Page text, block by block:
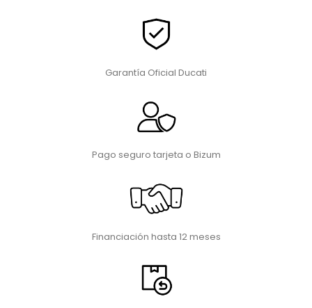
Garantía Oficial Ducati
Pago seguro tarjeta o Bizum
Financiación hasta 12 meses